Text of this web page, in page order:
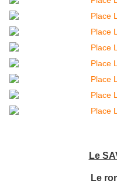
Le
Le